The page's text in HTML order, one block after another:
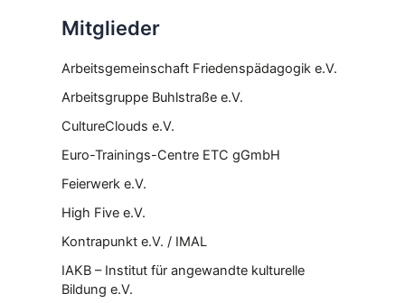
Mitglieder
Arbeitsgemeinschaft Friedenspädagogik e.V.
Arbeitsgruppe Buhlstraße e.V.
CultureClouds e.V.
Euro-Trainings-Centre ETC gGmbH
Feierwerk e.V.
High Five e.V.
Kontrapunkt e.V. / IMAL
IAKB – Institut für angewandte kulturelle
Bildung e.V.